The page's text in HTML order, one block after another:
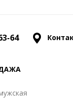
64